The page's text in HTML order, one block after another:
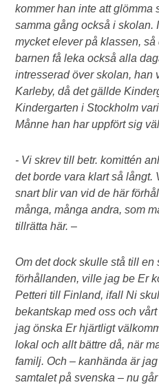
kommer han inte att glömma
samma gång också i skolan.
mycket elever på klassen,
barnen få leka också alla
intresserad över skolan, han
Karleby, då det gällde
Kindergarten i Stockholm
Månne han har uppfört sig
- Vi skrev till betr. komittén
det borde vara klart så långt.
snart blir van vid de här
många, många andra, som
tillrätta här. –
Om det dock skulle stå till en
förhållanden, ville jag be Er
Petteri till Finland, ifall Ni
bekantskap med oss och
jag önska Er hjärtligt
lokal och allt bättre då, när
familj. Och – kanhända är
samtalet på svenska – nu